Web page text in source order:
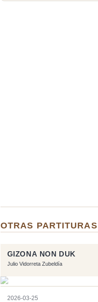
OTRAS
GIZONA NON DUK
Julio Vidorreta Zubeldía
2026-03-25